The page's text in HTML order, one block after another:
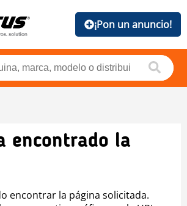
¡Pon un anuncio!
encontrado la
encontrar la página solicitada.